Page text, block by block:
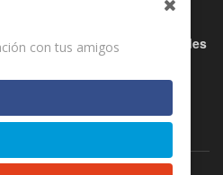
Urbana
Tv / Radio / Redes
con tus amigos